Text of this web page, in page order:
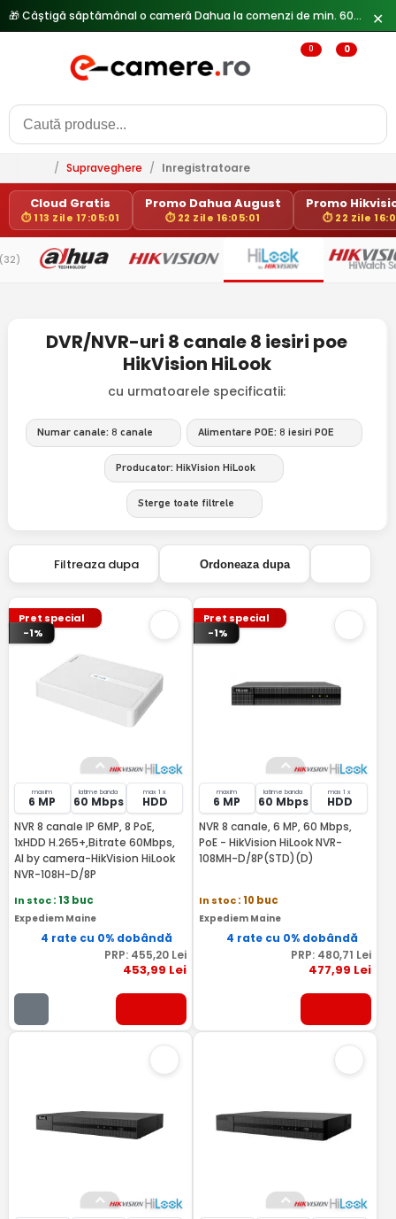
🎁 Câștigă săptămânal o cameră Dahua la comenzi de min. 600 lei — ✕
0 0
/ Supraveghere / Inregistratoare
Cloud Gratis
⏱ 113 Zile 17:05:01
Promo Dahua August
⏱ 22 Zile 16:05:01
Promo
⏱ 22 Zile
(32)
DVR/NVR-uri 8 canale 8 iesiri poe
HikVision HiLook
cu urmatoarele specificatii:
Numar canale: 8 canale Alimentare POE: 8 iesiri POE
Producator: HikVision HiLook
Sterge toate filtrele
Filtreaza dupa Ordoneaza dupa
Pret special
-1%
maxim
6 MP
latime banda
60 Mbps
max 1 x
HDD
NVR 8 canale IP 6MP, 8 PoE,
1xHDD H.265+,Bitrate 60Mbps,
AI by camera-HikVision HiLook
NVR-108H-D/8P
In stoc: 13 buc
Expediem Maine
4 rate cu 0% dobândă
PRP: 455,20Lei
453,99 Lei
Pret special
-1%
maxim
6 MP
latime banda
60 Mbps
max 1 x
HDD
NVR 8 canale, 6 MP, 60 Mbps,
PoE - HikVision HiLook NVR-
108MH-D/8P(STD)(D)
In stoc: 10 buc
Expediem Maine
4 rate cu 0% dobândă
PRP: 480,71 Lei
477,99 Lei